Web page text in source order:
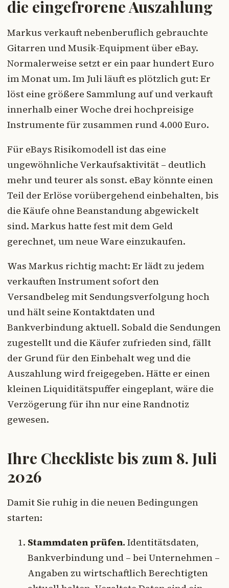
die eingefrorene Auszahlung
Markus verkauft nebenberuflich gebrauchte
Gitarren und Musik-Equipment über eBay.
Normalerweise setzt er ein paar hundert Euro
im Monat um. Im Juli läuft es plötzlich gut: Er
löst eine größere Sammlung auf und verkauft
innerhalb einer Woche drei hochpreisige
Instrumente für zusammen rund 4.000 Euro.
Für eBays Risikomodell ist das eine
ungewöhnliche Verkaufsaktivität – deutlich
mehr und teurer als sonst. eBay könnte einen
Teil der Erlöse vorübergehend einbehalten, bis
die Käufe ohne Beanstandung abgewickelt
sind. Markus hatte fest mit dem Geld
gerechnet, um neue Ware einzukaufen.
Was Markus richtig macht: Er lädt zu jedem
verkauften Instrument sofort den
Versandbeleg mit Sendungsverfolgung hoch
und hält seine Kontaktdaten und
Bankverbindung aktuell. Sobald die Sendungen
zugestellt und die Käufer zufrieden sind, fällt
der Grund für den Einbehalt weg und die
Auszahlung wird freigegeben. Hätte er einen
kleinen Liquiditätspuffer eingeplant, wäre die
Verzögerung für ihn nur eine Randnotiz
gewesen.
Ihre Checkliste bis zum 8. Juli
2026
Damit Sie ruhig in die neuen Bedingungen
starten:
Stammdaten prüfen. Identitätsdaten,
Bankverbindung und – bei Unternehmen –
Angaben zu wirtschaftlich Berechtigten